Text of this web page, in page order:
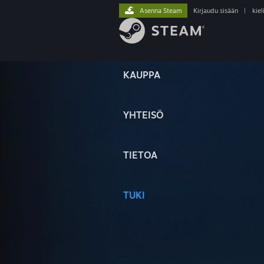
KAUPPA
YHTEISÖ
TIETOA
TUKI
Asenna Steam Kirjaudu sisään kieli